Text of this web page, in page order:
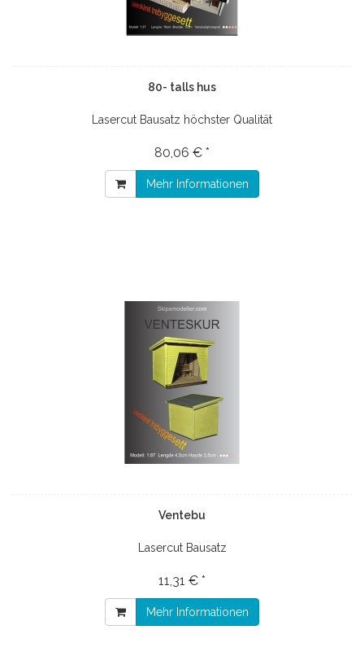
80- talls hus
Lasercut Bausatz höchster Qualität
80,06 € *
Mehr Informationen
Ventebu
Lasercut Bausatz
11,31 € *
Mehr Informationen